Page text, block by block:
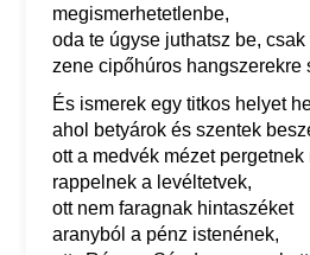
megismerhetetlenbe,
oda te úgyse juthatsz be, csak
zene cipőhúros hangszerekre
És ismerek egy titkos helyet
ahol betyárok és szentek
ott a medvék mézet pergetnek
rappelnek a levéltetvek,
ott nem faragnak hintaszéket
aranyból a pénz istenének,